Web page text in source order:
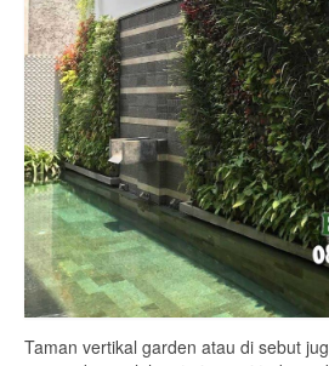
Taman vertikal garden atau di sebut